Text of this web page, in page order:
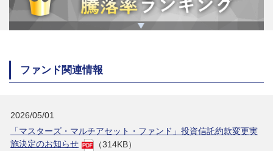
ファンド関連情報
2026/05/01
「マスターズ・マルチアセット・ファンド」投資信託約款変更実
施決定のお知らせ
（314KB）